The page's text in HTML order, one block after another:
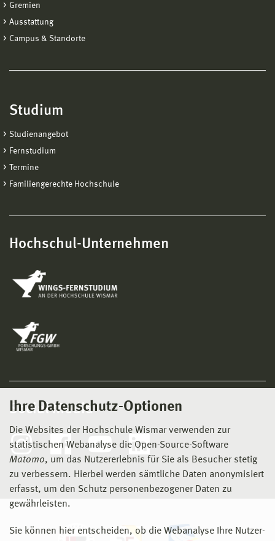
Ihre Datenschutz-Optionen
Die Websites der Hochschule Wismar verwenden zur
statistischen Webanalyse die Open-Source-Software
Matomo, um das Nutzererlebnis für Sie als Besucher stetig
zu verbessern. Hierbei werden sämtliche Daten anonymisiert
erfasst, um den Schutz personenbezogener Daten zu
gewährleisten.
Sie können hier entscheiden, ob die Webanalyse Ihre Nutzer-
Gremien
Ausstattung
Campus & Standorte
Studium
Studienangebot
Fernstudium
Termine
Familiengerechte Hochschule
Hochschul-Unternehmen
Social Media